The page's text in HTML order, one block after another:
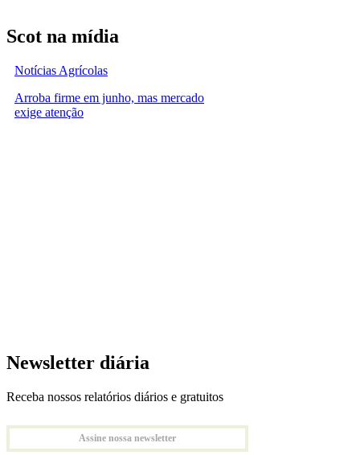
Scot na mídia
Notícias Agrícolas
Arroba firme em junho, mas mercado
exige atenção
Newsletter diária
Receba nossos relatórios diários e gratuitos
Assine nossa newsletter